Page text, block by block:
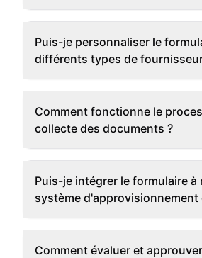
Puis-je personnaliser le
différents types de
Comment fonctionne le
collecte des documents ?
Puis-je intégrer le formulaire à
système d'approvisionnement
Comment évaluer et